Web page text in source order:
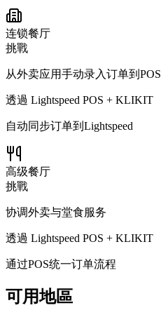
连锁餐厅
挑戰
从外卖应用手动录入订单到POS
透過 Lightspeed POS + KLIKIT
自动同步订单到Lightspeed
高级餐厅
挑戰
协调外卖与堂食服务
透過 Lightspeed POS + KLIKIT
通过POS统一订单流程
可用地區